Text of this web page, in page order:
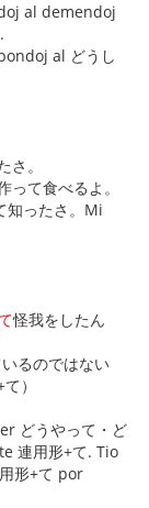
al demendoj
al どうし
。
て食べるよ。
知ったさ。Mi
怪我をしたん
るのではない
）
どうやって・ど
連用形+て. Tio
形+て por